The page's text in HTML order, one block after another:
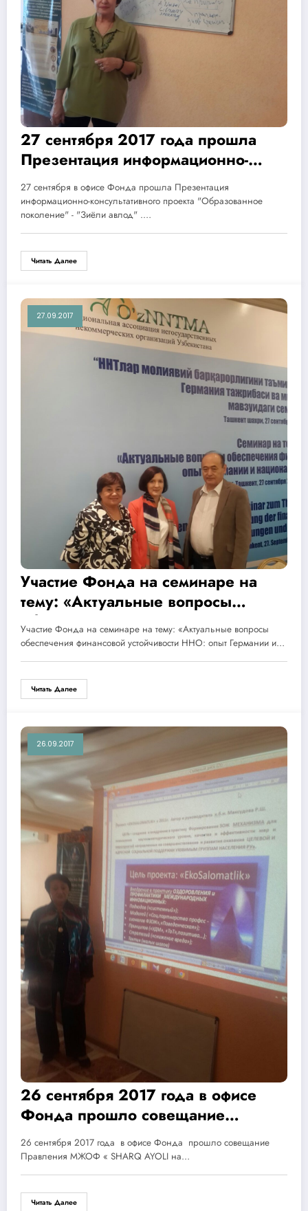
27 сентября 2017 года прошла
Презентация информационно-
консультативного проекта
«Образованное поколение» —
«Зиёли авлод»
27 сентября в офисе Фонда прошла Презентация
информационно-консультативного проекта "Образованное
поколение" - "Зиёли авлод" .…
Читать Далее
27.09.2017
Участие Фонда на семинаре на
тему: «Актуальные вопросы
обеспечения финансовой
устойчивости ННО: опыт Германии
и национальная практика»
г.Ташкент,27 сентября 2017 года
Участие Фонда на семинаре на тему: «Актуальные вопросы
обеспечения финансовой устойчивости ННО: опыт Германии и…
Читать Далее
26.09.2017
26 сентября 2017 года в офисе
Фонда прошло совещание
Правления МЖОФ «SHARQ
AYOLI» на тему: Научно —
методический вклад проектов
Фонда в развитие
26 сентября 2017 года в офисе Фонда прошло совещание
Правления МЖОФ « SHARQ AYOLI на…
Читать Далее